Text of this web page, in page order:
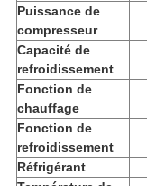
Puissance de
compresseur
Capacité de
refroidissement
Fonction de
chauffage
Fonction de
refroidissement
Réfrigérant